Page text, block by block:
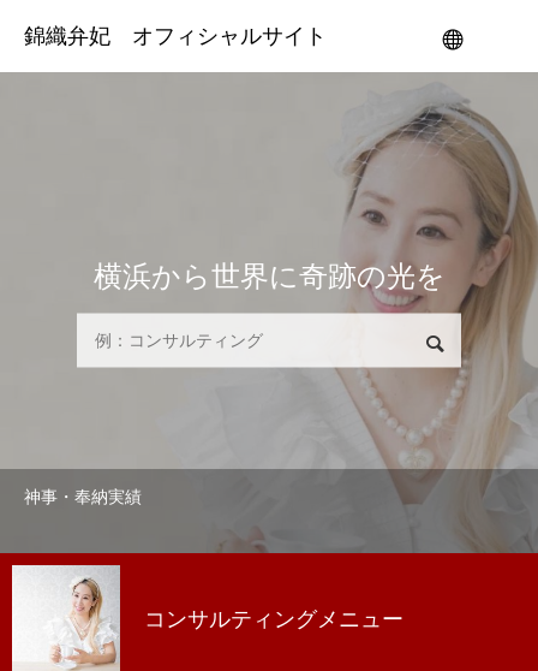
錦織弁妃 オフィシャルサイト
横浜から世界に奇跡の光を
検索
コンサルティングメニュー